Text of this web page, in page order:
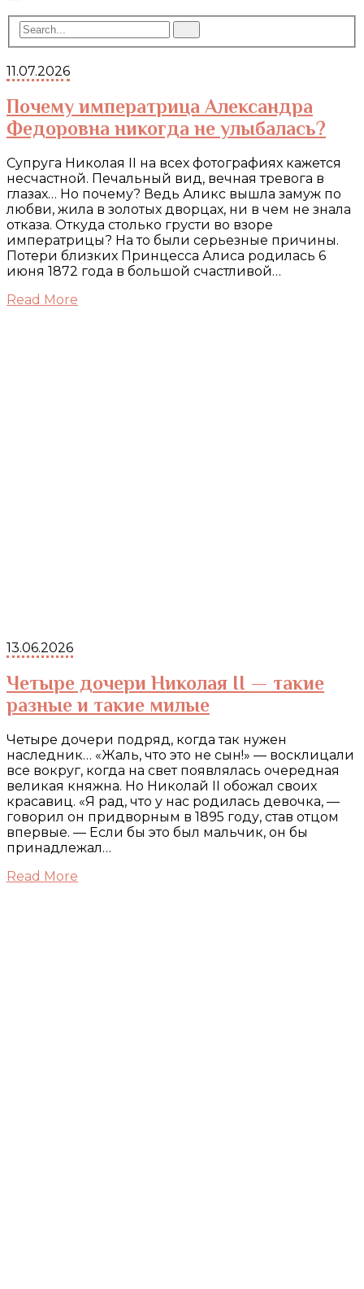
11.07.2026
Почему императрица Александра
Федоровна никогда не улыбалась?
Супруга Николая II на всех фотографиях кажется
несчастной. Печальный вид, вечная тревога в
глазах… Но почему? Ведь Аликс вышла замуж по
любви, жила в золотых дворцах, ни в чем не знала
отказа. Откуда столько грусти во взоре
императрицы? На то были серьезные причины.
Потери близких Принцесса Алиса родилась 6
июня 1872 года в большой счастливой…
Read More
13.06.2026
Четыре дочери Николая II — такие
разные и такие милые
Четыре дочери подряд, когда так нужен
наследник… «Жаль, что это не сын!» — восклицали
все вокруг, когда на свет появлялась очередная
великая княжна. Но Николай II обожал своих
красавиц. «Я рад, что у нас родилась девочка, —
говорил он придворным в 1895 году, став отцом
впервые. — Если бы это был мальчик, он бы
принадлежал…
Read More